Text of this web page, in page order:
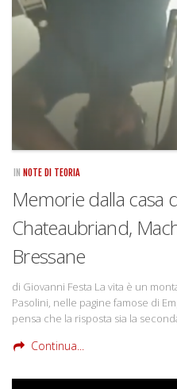
IN NOTE DI TEORIA
Memorie dalla casa
Chateaubriand,
Bressane
di Giovanni Festa La vita è un
Pasolini, nelle pagine famose di
pensa che la risposta sia la
Continua...